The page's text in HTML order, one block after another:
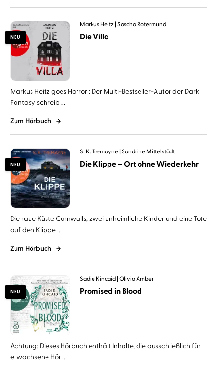
NEU
Markus Heitz Sascha Rotermund
Die Villa
Markus Heitz goes Horror : Der Multi-Bestseller-Autor der Dark
Fantasy schreib ...
Zum Hörbuch
NEU
S. K. Tremayne Sandrine Mittelstädt
Die Klippe – Ort ohne Wiederkehr
Die raue Küste Cornwalls, zwei unheimliche Kinder und eine Tote
auf den Klippe ...
Zum Hörbuch
NEU
Sadie Kincaid Olivia Amber
Promised in Blood
Achtung: Dieses Hörbuch enthält Inhalte, die ausschließlich für
erwachsene Hör ...